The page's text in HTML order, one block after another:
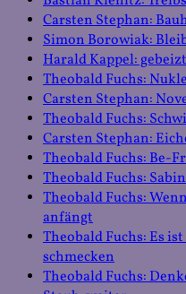
Carsten Stephan:
Simon Borowiak:
Harald Kappel: gebeizt
Theobald Fuchs:
Carsten Stephan:
Theobald Fuchs:
Carsten Stephan:
Theobald Fuchs: Be-
Theobald Fuchs:
Theobald Fuchs:
anfängt
Theobald Fuchs: Es
schmecken
Theobald Fuchs: